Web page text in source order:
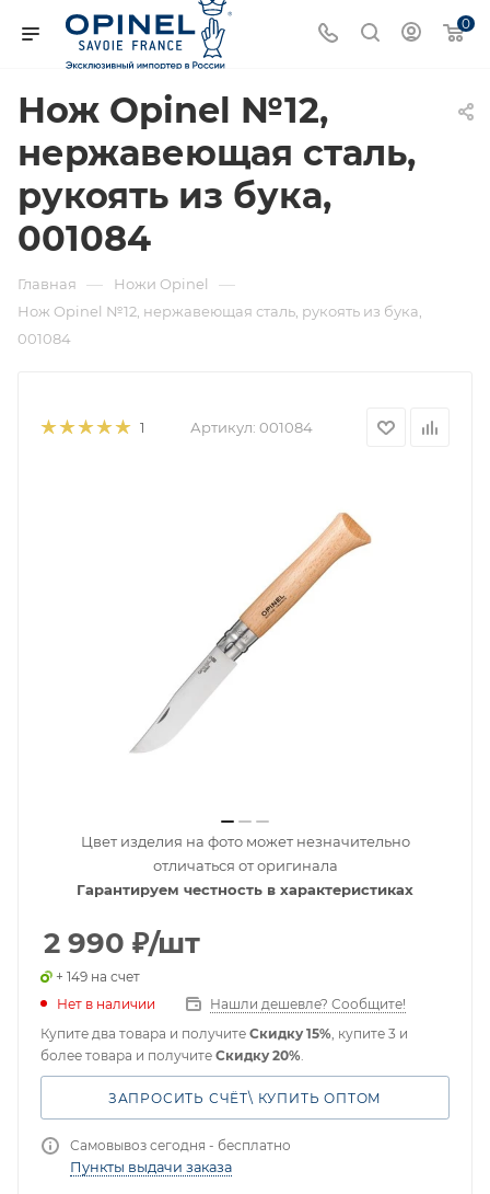
0
Нож Opinel №12,
нержавеющая сталь,
рукоять из бука,
001084
Главная — Ножи Opinel —
Нож Opinel №12, нержавеющая сталь, рукоять из бука,
001084
1 Артикул: 001084
Цвет изделия на фото может незначительно
отличаться от оригинала
Гарантируем честность в характеристиках
2 990 ₽/шт
+ 149 на счет
Нет в наличии
Нашли дешевле? Сообщите!
Купите два товара и получите Скидку 15%, купите 3 и
более товара и получите Скидку 20%.
ЗАПРОСИТЬ СЧЁТ\ КУПИТЬ ОПТОМ
Самовывоз сегодня - бесплатно
Пункты выдачи заказа